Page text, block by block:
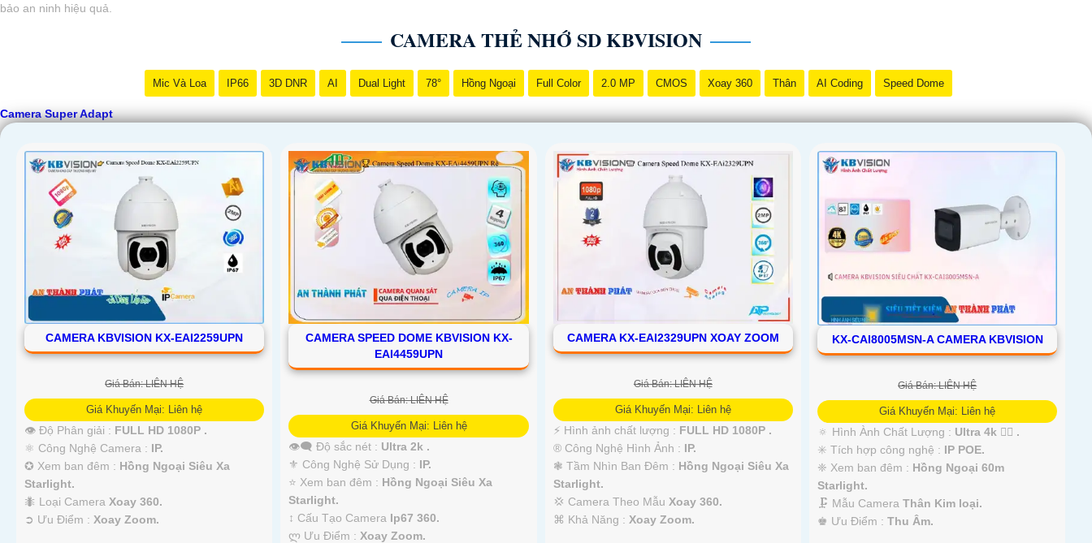
bảo an ninh hiệu quả.
CAMERA THẺ NHỚ SD KBVISION
Mic Và Loa IP66 3D DNR AI Dual Light 78° Hồng Ngoại Full Color 2.0 MP CMOS Xoay 360 Thân AI Coding Speed Dome
Camera Super Adapt
CAMERA KBVISION KX-EAI2259UPN
Giá Bán: LIÊN HỆ
Giá Khuyến Mại: Liên hệ
👁 Độ Phân giải : FULL HD 1080P .
⚛️ Công Nghệ Camera : IP.
✪ Xem ban đêm : Hồng Ngoại Siêu Xa
Starlight.
🐜 Loại Camera Xoay 360.
️➲ Ưu Điểm : Xoay Zoom.
CAMERA SPEED DOME KBVISION KX-
EAI4459UPN
Giá Bán: LIÊN HỆ
Giá Khuyến Mại: Liên hệ
👁️‍🗨 Độ sắc nét : Ultra 2k .
⚜️ Công Nghệ Sử Dụng : IP.
⭐ Xem ban đêm : Hồng Ngoại Siêu Xa
Starlight.
↕️ Cấu Tạo Camera Ip67 360.
️ლ Ưu Điểm : Xoay Zoom.
CAMERA KX-EAI2329UPN XOAY ZOOM
Giá Bán: LIÊN HỆ
Giá Khuyến Mại: Liên hệ
️⚡ Hình ảnh chất lượng : FULL HD 1080P .
®️ Công Nghệ Hình Ảnh : IP.
❃ Tầm Nhìn Ban Đêm : Hồng Ngoại Siêu Xa
Starlight.
💢 Camera Theo Mẫu Xoay 360.
️⌘ Khả Năng : Xoay Zoom.
KX-CAI8005MSN-A CAMERA KBVISION
Giá Bán: LIÊN HỆ
Giá Khuyến Mại: Liên hệ
🔅 Hình Ành Chất Lượng : Ultra 4k 👍🏾 .
✳️ Tích hợp công nghệ : IP POE.
❈ Xem ban đêm : Hồng Ngoại 60m
Starlight.
🗜️ Mẫu CameraThân Kim loại.
️♚ Ưu Điểm :Thu Âm.